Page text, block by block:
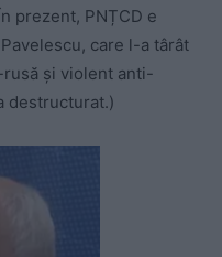
prezent, PNȚCD e
care l-a târât
și violent anti-
destructurat.)